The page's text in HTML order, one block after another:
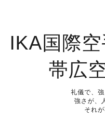
IKA国際
帯広
礼儀で、強
強さが、
それ